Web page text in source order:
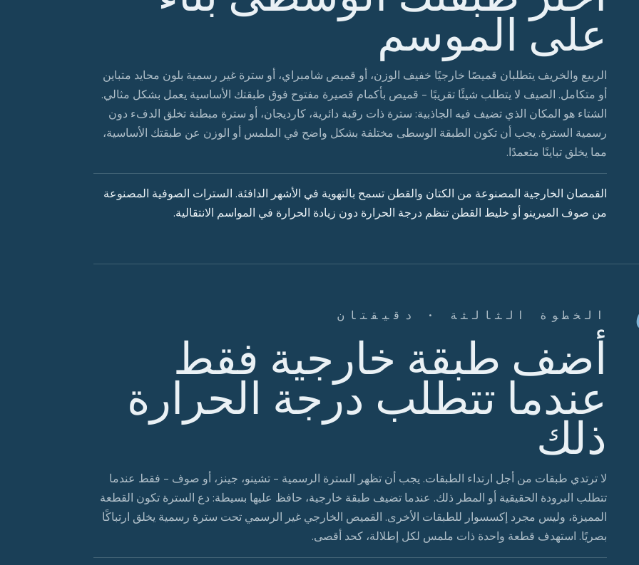
على الموسم
الربيع والخريف يتطلبان قميصًا خارجيًا خفيف الوزن، أو قميص شامبراي، أو سترة غير رسمية بلون محايد متباين
أو متكامل. الصيف لا يتطلب شيئًا تقريبًا - قميص بأكمام قصيرة مفتوح فوق طبقتك الأساسية يعمل بشكل مثالي.
الشتاء هو المكان الذي تضيف فيه الجاذبية: سترة ذات رقبة دائرية، كارديجان، أو سترة مبطنة تخلق الدفء دون
رسمية السترة. يجب أن تكون الطبقة الوسطى مختلفة بشكل واضح في الملمس أو الوزن عن طبقتك الأساسية،
مما يخلق تباينًا متعمدًا.
القمصان الخارجية المصنوعة من الكتان والقطن تسمح بالتهوية في الأشهر الدافئة. السترات الصوفية المصنوعة
من صوف الميرينو أو خليط القطن تنظم درجة الحرارة دون زيادة الحرارة في المواسم الانتقالية.
الخطوة الثالثة · دقيقتان
أضف طبقة خارجية فقط
عندما تتطلب درجة الحرارة
ذلك
لا ترتدي طبقات من أجل ارتداء الطبقات. يجب أن تظهر السترة الرسمية - تشينو، جينز، أو صوف - فقط عندما
تتطلب البرودة الحقيقية أو المطر ذلك. عندما تضيف طبقة خارجية، حافظ عليها بسيطة: دع السترة تكون القطعة
المميزة، وليس مجرد إكسسوار للطبقات الأخرى. القميص الخارجي غير الرسمي تحت سترة رسمية يخلق ارتباكًا
بصريًا. استهدف قطعة واحدة ذات ملمس لكل إطلالة، كحد أقصى.